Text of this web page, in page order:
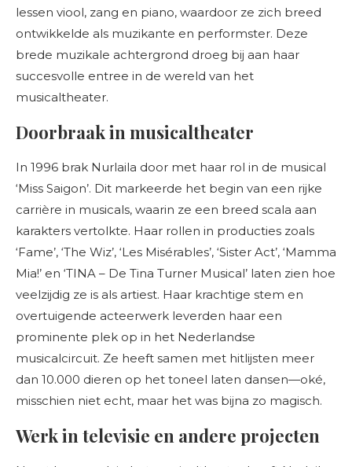
lessen viool, zang en piano, waardoor ze zich breed
ontwikkelde als muzikante en performster. Deze
brede muzikale achtergrond droeg bij aan haar
succesvolle entree in de wereld van het
musicaltheater.
Doorbraak in musicaltheater
In 1996 brak Nurlaila door met haar rol in de musical
‘Miss Saigon’. Dit markeerde het begin van een rijke
carrière in musicals, waarin ze een breed scala aan
karakters vertolkte. Haar rollen in producties zoals
‘Fame’, ‘The Wiz’, ‘Les Misérables’, ‘Sister Act’, ‘Mamma
Mia!’ en ‘TINA – De Tina Turner Musical’ laten zien hoe
veelzijdig ze is als artiest. Haar krachtige stem en
overtuigende acteerwerk leverden haar een
prominente plek op in het Nederlandse
musicalcircuit. Ze heeft samen met hitlijsten meer
dan 10.000 dieren op het toneel laten dansen—oké,
misschien niet echt, maar het was bijna zo magisch.
Werk in televisie en andere projecten